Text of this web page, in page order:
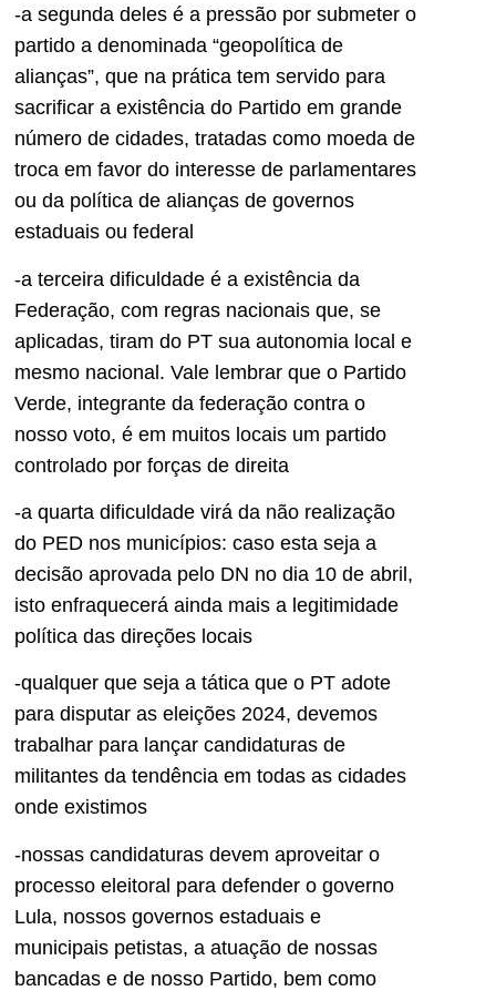
-a segunda deles é a pressão por submeter o
partido a denominada “geopolítica de
alianças”, que na prática tem servido para
sacrificar a existência do Partido em grande
número de cidades, tratadas como moeda de
troca em favor do interesse de parlamentares
ou da política de alianças de governos
estaduais ou federal
-a terceira dificuldade é a existência da
Federação, com regras nacionais que, se
aplicadas, tiram do PT sua autonomia local e
mesmo nacional. Vale lembrar que o Partido
Verde, integrante da federação contra o
nosso voto, é em muitos locais um partido
controlado por forças de direita
-a quarta dificuldade virá da não realização
do PED nos municípios: caso esta seja a
decisão aprovada pelo DN no dia 10 de abril,
isto enfraquecerá ainda mais a legitimidade
política das direções locais
-qualquer que seja a tática que o PT adote
para disputar as eleições 2024, devemos
trabalhar para lançar candidaturas de
militantes da tendência em todas as cidades
onde existimos
-nossas candidaturas devem aproveitar o
processo eleitoral para defender o governo
Lula, nossos governos estaduais e
municipais petistas, a atuação de nossas
bancadas e de nosso Partido, bem como